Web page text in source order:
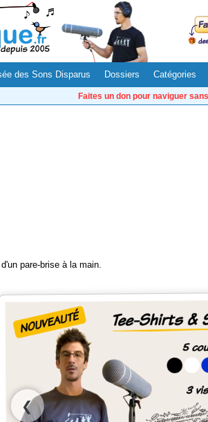
des Sons Disparus Dossiers Catégories
Faites un don pour naviguer
pare-brise à la main.
❮